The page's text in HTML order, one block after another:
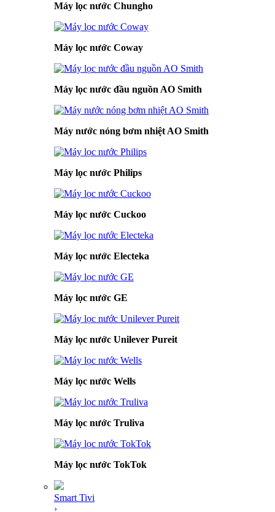
Máy lọc nước Chungho
Máy lọc nước Coway
Máy lọc nước đầu nguồn AO Smith
Máy nước nóng bơm nhiệt AO Smith
Máy lọc nước Philips
Máy lọc nước Cuckoo
Máy lọc nước Electeka
Máy lọc nước GE
Máy lọc nước Unilever Pureit
Máy lọc nước Wells
Máy lọc nước Truliva
Máy lọc nước TokTok
Smart Tivi
›